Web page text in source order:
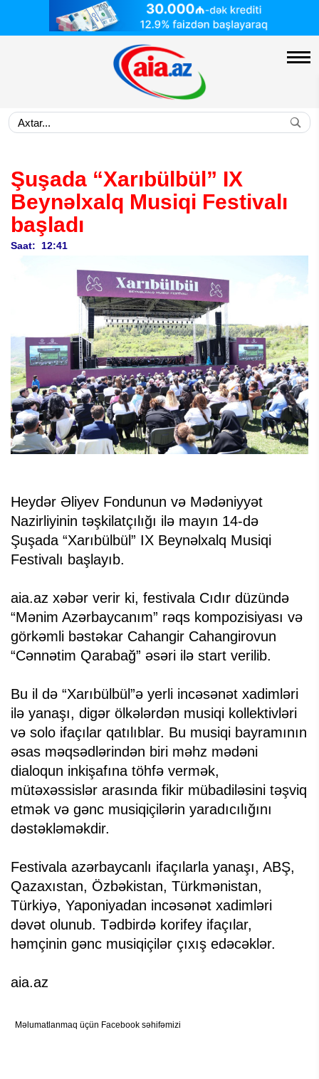
Şuşada “Xarıbülbül” IX
Beynəlxalq Musiqi Festivalı
başladı
Saat: 12:41
Heydər Əliyev Fondunun və Mədəniyyət
Nazirliyinin təşkilatçılığı ilə mayın 14-də
Şuşada “Xarıbülbül” IX Beynəlxalq Musiqi
Festivalı başlayıb.
aia.az xəbər verir ki, festivala Cıdır düzündə
“Mənim Azərbaycanım” rəqs kompozisiyası və
görkəmli bəstəkar Cahangir Cahangirovun
“Cənnətim Qarabağ” əsəri ilə start verilib.
Bu il də “Xarıbülbül”ə yerli incəsənət xadimləri
ilə yanaşı, digər ölkələrdən musiqi kollektivləri
və solo ifaçılar qatılıblar. Bu musiqi bayramının
əsas məqsədlərindən biri məhz mədəni
dialoqun inkişafına töhfə vermək,
mütəxəssislər arasında fikir mübadiləsini təşviq
etmək və gənc musiqiçilərin yaradıcılığını
dəstəkləməkdir.
Festivala azərbaycanlı ifaçılarla yanaşı, ABŞ,
Qazaxıstan, Özbəkistan, Türkmənistan,
Türkiyə, Yaponiyadan incəsənət xadimləri
dəvət olunub. Tədbirdə korifey ifaçılar,
həmçinin gənc musiqiçilər çıxış edəcəklər.
aia.az
Məlumatlanmaq üçün Facebook səhifəmizi